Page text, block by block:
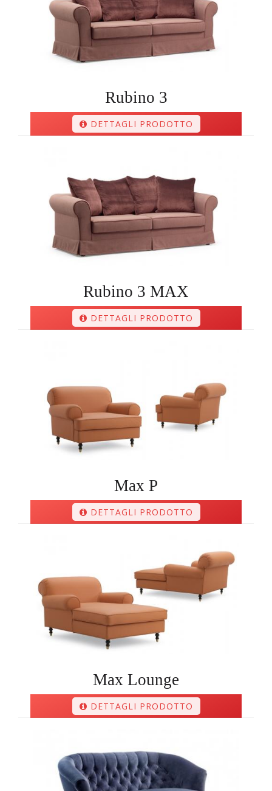
Rubino 3
DETTAGLI PRODOTTO
Rubino 3 MAX
DETTAGLI PRODOTTO
Max P
DETTAGLI PRODOTTO
Max Lounge
DETTAGLI PRODOTTO